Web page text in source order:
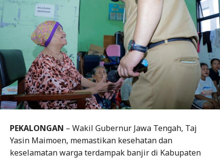
PEKALONGAN – Wakil Gubernur Jawa Tengah, Taj
Yasin Maimoen, memastikan kesehatan dan
keselamatan warga terdampak banjir di Kabupaten